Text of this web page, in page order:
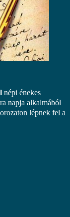
népi énekes
napja alkalmából
lépnek fel a